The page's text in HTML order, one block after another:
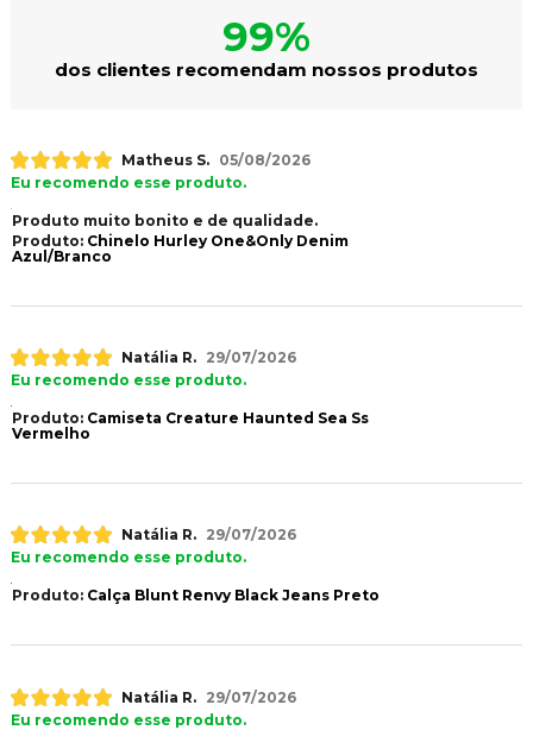
99%
dos clientes recomendam nossos produtos
Matheus S.
05/08/2026
Eu recomendo esse produto.
Produto muito bonito e de qualidade.
Produto:Chinelo Hurley One&Only Denim
Azul/Branco
Natália R.
29/07/2026
Eu recomendo esse produto.
Produto:Camiseta Creature Haunted Sea Ss
Vermelho
Natália R.
29/07/2026
Eu recomendo esse produto.
Produto:Calça Blunt Renvy Black Jeans Preto
Natália R.
29/07/2026
Eu recomendo esse produto.